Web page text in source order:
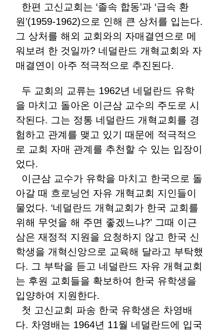
한편 고신교회는 ‘졸속 합동’과 ‘급속 환
원’(1959-1962)으로 인해 큰 상처를 입는다.
그 상처를 해외 교회와의 자매결연으로 메
워보려 한 것일까? 네덜란드 개혁교회와 자
매결연이 아주 적극적으로 추진된다.
두 교회의 교류는 1962년 네덜란드 유학
을 마치고 돌아온 이근삼 교수의 주도로 시
작된다. 그는 정통 네덜란드 개혁교회를 경
험하고 관계를 맺고 있기 때문에 적극적으
로 교회 자매 관계를 추천할 수 있는 입장이
었다.
이근삼 교수가 유학을 마치고 한국으로 돌
아갈 때 흐로닝언 자유 개혁교회 지인들이
물었다. ‘네덜란드 개혁교회가 한국 교회를
위해 무엇을 해 주면 좋겠느냐?’ 그때 이근
삼은 재정적 지원을 요청하지 않고 한국 신
학생을 개혁신앙으로 교육해 달라고 부탁했
다. 그 부탁을 듣고 네덜란드 자유 개혁교회
는 후원 교회들을 확보하여 한국 유학생을
입양하여 지원한다.
첫 고신교회 파송 한국 유학생은 차영배
다. 차영배는 1964년 11월 네덜란드에 입국